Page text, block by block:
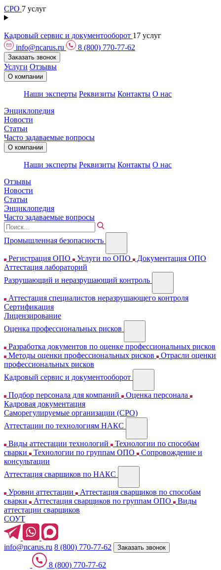
СРО 7 услуг
Кадровый сервис и документооборот 17 услуг
info@ncarus.ru
8 (800) 770-77-62
Заказать звонок
Услуги Отзывы
О компании
Наши эксперты Реквизиты Контакты О нас
Энциклопедия
Новости
Статьи
Часто задаваемые вопросы
О компании
Наши эксперты Реквизиты Контакты О нас
Отзывы
Новости
Статьи
Энциклопедия
Часто задаваемые вопросы
Промышленная безопасность
Регистрация ОПО Услуги по ОПО
Документация ОПО
Аттестация лабораторий
Разрушающий и неразрушающий контроль
Аттестация специалистов неразрушающего контроля
Сертификация
Лицензирование
Оценка профессиональных рисков
Разработка документов по оценке профессиональных рисков
Методы оценки профессиональных рисков
Отрасли оценки
профессиональных рисков
Кадровый сервис и документооборот
Подбор персонала для компаний
Оценка персонала
Кадровая документация
Cаморегулируемые организации (СРО)
Аттестации по технологиям НАКС
Виды аттестации технологий
Технологии по способам
сварки
Технологии по группам ОПО
Сопровождение и
консультации
Аттестация сварщиков по НАКС
Уровни аттестации
Аттестация сварщиков по способам
сварки
Аттестация сварщиков по группам ОПО
Виды
аттестации сварщиков
СОУТ
info@ncarus.ru 8 (800) 770-77-62 Заказать звонок
8 (800) 770-77-62